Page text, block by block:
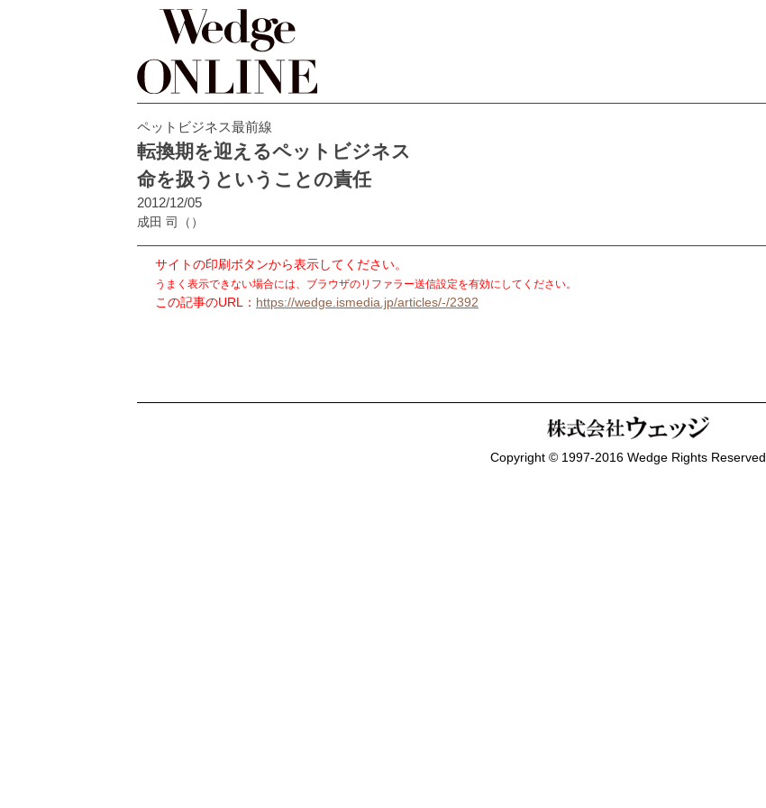
ペットビジネス最前線
転換期を迎えるペットビジネス
命を扱うということの責任
2012/12/05
成田 司 （）
サイトの印刷ボタンから表示してください。
うまく表示できない場合には、ブラウザのリファラー送信設定を有効にしてください。
この記事のURL： https://wedge.ismedia.jp/articles/-/2392
Copyright © 1997-2016 Wedge Rights Reserved